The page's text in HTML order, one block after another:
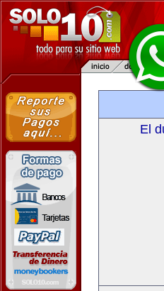
El